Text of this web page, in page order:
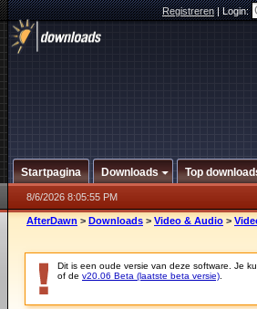
Registreren|Login:
Startpagina Downloads Top
8/6/2026 8:05:55 PM
AfterDawn > Downloads > Video & Audio >
Dit is een oude versie van deze software. Je
of de v20.06 Beta (laatste beta versie)